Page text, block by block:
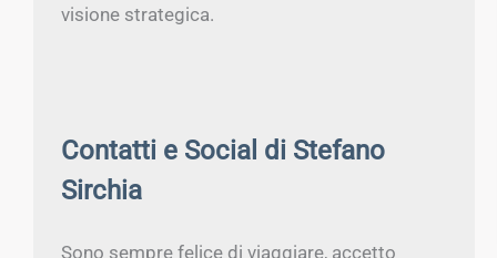
visione strategica.
Contatti e Social di Stefano
Sirchia
Sono sempre felice di viaggiare, accetto